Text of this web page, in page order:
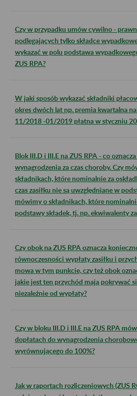
Czy w przypadku umów cywilno -
podlegających tylko składce
wykazać w polu podstawa
ZUS RPA?
W jaki sposób wykazać składniki
okres dwóch lat np. premia kwartalna
11/2018 -01/2019 płatna w styczniu
Blok III.D i III.E na ZUS RPA - co
wynagrodzenia za czas choroby. Czy
składnikach, które nominalnie za
czas zasiłku nie są uwzględniane w
mówimy o składnikach, które
podstawy składek, tj. np. ekwiwalenty
Czy obok na ZUS RPA oznacza
równoczesności wypłaty zasiłku i
mowa w tym punkcie, czy też obok
jakie jest ten przychód mają pokrywać
niezależnie od wypłaty?
Czy w bloku III.D i III.E na ZUS RPA
dopłatach do wynagrodzenia
wyrównującego do 100%?
Jak w raportach rozliczeniowych (ZUS